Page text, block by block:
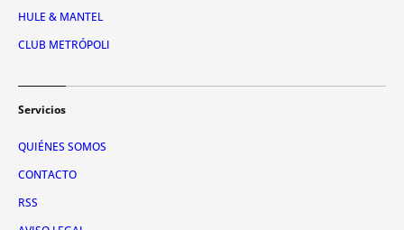
HULE & MANTEL
CLUB METRÓPOLI
Servicios
QUIÉNES SOMOS
CONTACTO
RSS